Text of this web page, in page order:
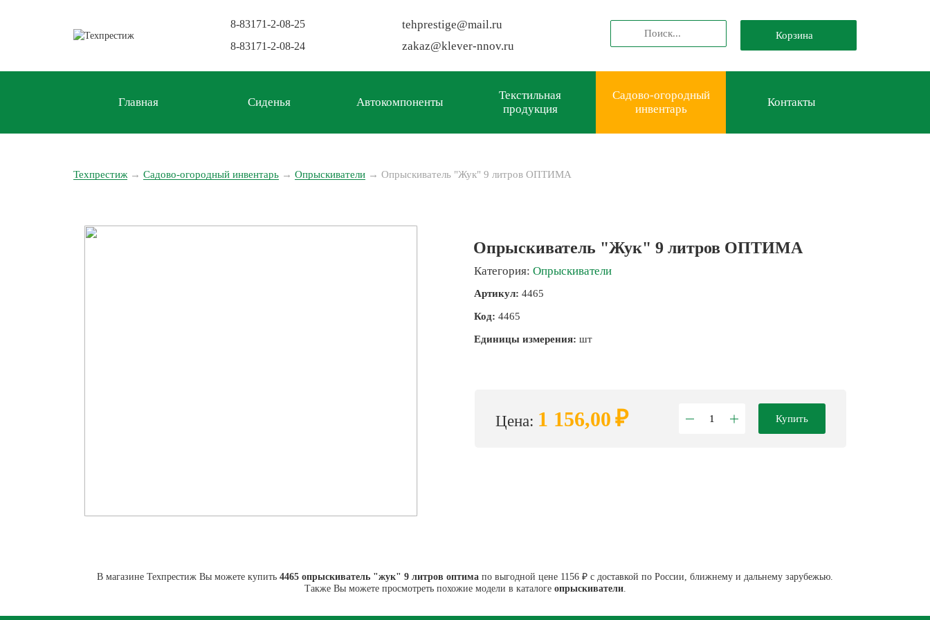
8-83171-2-08-25
8-83171-2-08-24
tehprestige@mail.ru
zakaz@klever-nnov.ru
Корзина
Главная Сиденья Автокомпоненты
Текстильная
продукция
Садово-огородный
инвентарь
Контакты
Техпрестиж → Садово-огородный инвентарь → Опрыскиватели → Опрыскиватель "Жук" 9 литров ОПТИМА
Опрыскиватель "Жук" 9 литров ОПТИМА
Категория: Опрыскиватели
Артикул: 4465
Код: 4465
Единицы измерения: шт
Цена: 1 156,00 ₽ Купить
В магазине Техпрестиж Вы можете купить 4465 опрыскиватель "жук" 9 литров оптима по выгодной цене 1156 ₽ с доставкой по России, ближнему и дальнему зарубежью.
Также Вы можете просмотреть похожие модели в каталоге опрыскиватели.